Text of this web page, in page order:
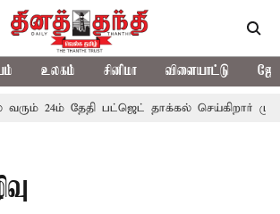
உலகம் சினிமா விளையாட்டு
வரும் 24ம் தேதி பட்ஜெட் தாக்கல் செய்கிறார்